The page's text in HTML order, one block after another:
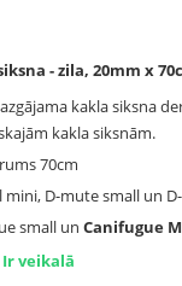
- zila, 20mm x
kakla siksna
kakla siksnām.
70cm
mini, D-mute small un
small un Canifugue
Ir veikalā